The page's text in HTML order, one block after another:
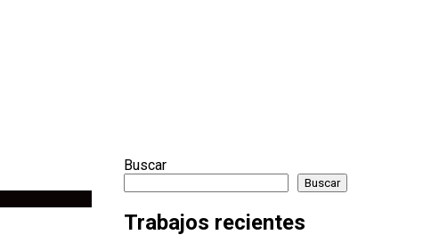
Buscar
Buscar
Trabajos recientes